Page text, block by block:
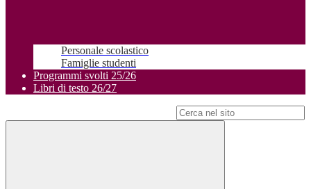
Personale scolastico
Famiglie studenti
Programmi svolti 25/26
Libri di testo 26/27